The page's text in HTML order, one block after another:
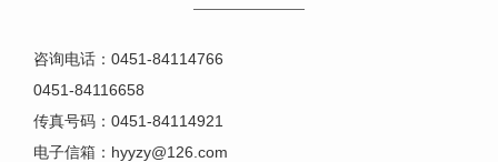
咨询电话：0451-84114766
0451-84116658
传真号码：0451-84114921
电子信箱：hyyzy@126.com